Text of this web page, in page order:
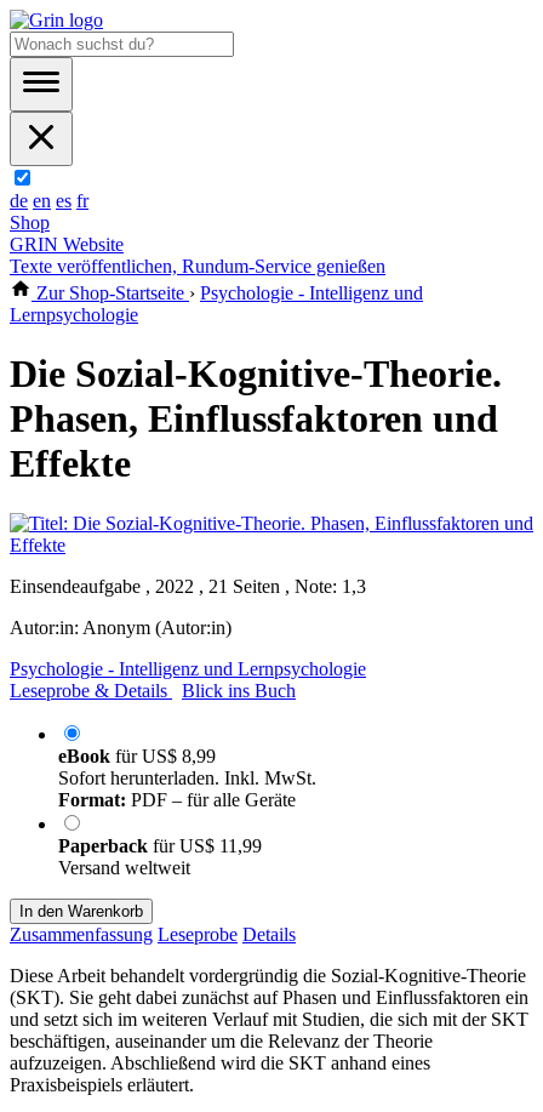
de en es fr
Shop
GRIN Website
Texte veröffentlichen, Rundum-Service genießen
Zur Shop-Startseite › Psychologie - Intelligenz und
Lernpsychologie
Die Sozial-Kognitive-Theorie.
Phasen, Einflussfaktoren und
Effekte
Einsendeaufgabe , 2022 , 21 Seiten , Note: 1,3
Autor:in: Anonym (Autor:in)
Psychologie - Intelligenz und Lernpsychologie
Leseprobe & Details
Blick ins Buch
eBook fürUS$ 8,99
Sofort herunterladen. Inkl. MwSt.
Format: PDF – für alle Geräte
Paperback fürUS$ 11,99
Versand weltweit
In den Warenkorb
Zusammenfassung Leseprobe Details
Diese Arbeit behandelt vordergründig die Sozial-Kognitive-Theorie
(SKT). Sie geht dabei zunächst auf Phasen und Einflussfaktoren ein
und setzt sich im weiteren Verlauf mit Studien, die sich mit der SKT
beschäftigen, auseinander um die Relevanz der Theorie
aufzuzeigen. Abschließend wird die SKT anhand eines
Praxisbeispiels erläutert.